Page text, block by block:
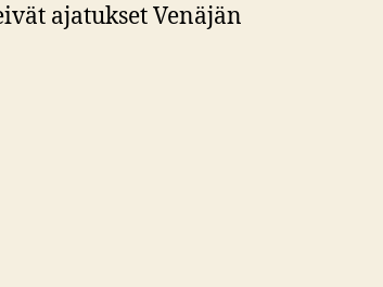
ajatukset Venäjän